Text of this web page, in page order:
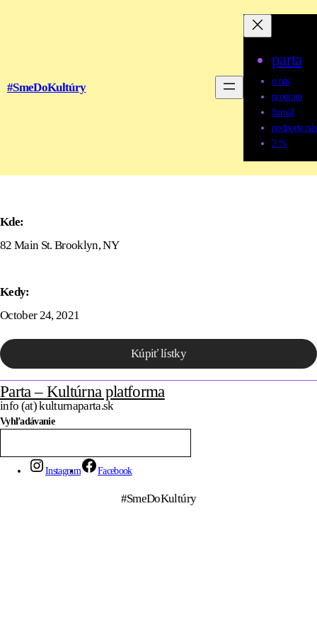
#SmeDoKultúry
parta
o nás
program
žurnál
podporte nás
2 %
Kde:
82 Main St. Brooklyn, NY
Kedy:
October 24, 2021
Kúpiť lístky
Parta – Kultúrna platforma
info (at) kulturnaparta.sk
Vyhľadávanie
Instagram Facebook
#SmeDoKultúry